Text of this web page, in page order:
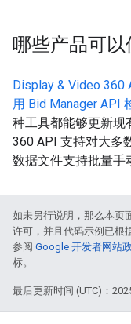
哪些产品可以
Display & Video 360
用 Bid Manager API
种工具都能够更新现
360 API 支持对大多
数据文件支持批量手
如未另行说明，那么本页
许可，并且代码示例已根
参阅 Google 开发者网站
标。
最后更新时间 (UTC)：